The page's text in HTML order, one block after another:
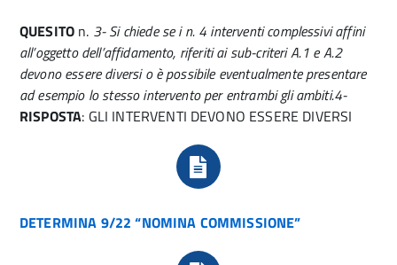
QUESITO n. 3- Si chiede se i n. 4 interventi complessivi affini
all’oggetto dell’affidamento, riferiti ai sub-criteri A.1 e A.2
devono essere diversi o è possibile eventualmente presentare
ad esempio lo stesso intervento per entrambi gli ambiti.4-
RISPOSTA: GLI INTERVENTI DEVONO ESSERE DIVERSI​
DETERMINA 9/22 “NOMINA COMMISSIONE”